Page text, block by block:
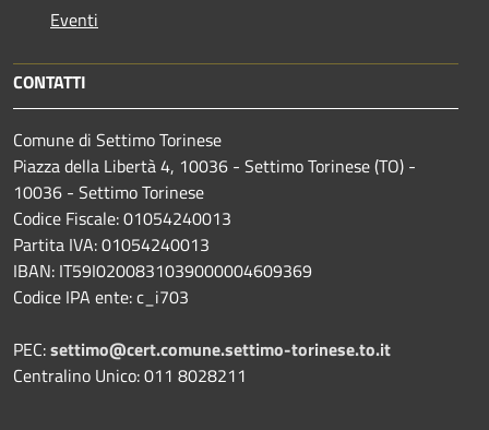
Eventi
CONTATTI
Comune di Settimo Torinese
Piazza della Libertà 4, 10036 - Settimo Torinese (TO) -
10036 - Settimo Torinese
Codice Fiscale: 01054240013
Partita IVA: 01054240013
IBAN: IT59I0200831039000004609369
Codice IPA ente: c_i703
PEC:settimo@cert.comune.settimo-torinese.to.it
Centralino Unico: 011 8028211